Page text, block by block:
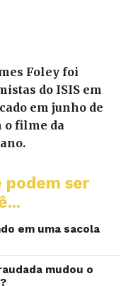
Foley foi
do ISIS em
em junho de
o filme da
podem ser
em uma sacola
mudou o